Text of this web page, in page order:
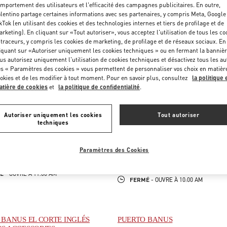
- OUVRE À 11:00 AM
MADRID EL CORTE INGLES
28046
LINK OPENS IN NEW TAB
FERMÉ - OUVRE À 10:00 AM
BANUS EL CORTE INGLÉS
PUERTO BANUS
des utilisateurs et l'efficacité des campagnes publicitaires. En outre,
partage certaines informations avec ses partenaires, y compris Meta,
(en utilisant des cookies et des technologies internes et tiers de profilage et de
En cliquant sur «Tout autoriser», vous acceptez l'utilisation de tous les
y compris les cookies de marketing, de profilage et de réseaux sociaux. En
sur «Autoriser uniquement les cookies techniques » ou en fermant la
autorisez uniquement l'utilisation de cookies techniques et désactivez tous les
« Paramètres des cookies » vous permettent de personnaliser vos choix en
et de les modifier à tout moment. Pour en savoir plus, consultez la politique
de cookies et la politique de confidentialité.
Autoriser uniquement les cookies
techniques
Tout autoriser
Paramètres des Cookies